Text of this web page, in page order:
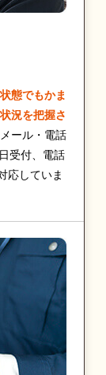
態でもかま
況を把握さ
ール・電話
受付、電話
応していま